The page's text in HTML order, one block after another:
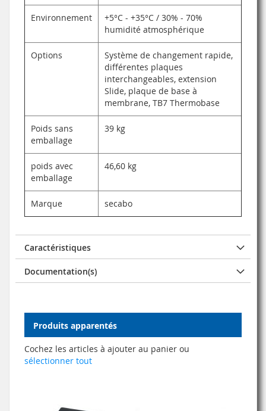
Environnement
+5°C - +35°C / 30% - 70%
humidité atmosphérique
Options
Système de changement rapide,
différentes plaques
interchangeables, extension
Slide, plaque de base à
membrane, TB7 Thermobase
Poids sans
emballage
39 kg
poids avec
emballage
46,60 kg
Marque secabo
Caractéristiques
Documentation(s)
Produits apparentés
Cochez les articles à ajouter au panier ou
sélectionner tout